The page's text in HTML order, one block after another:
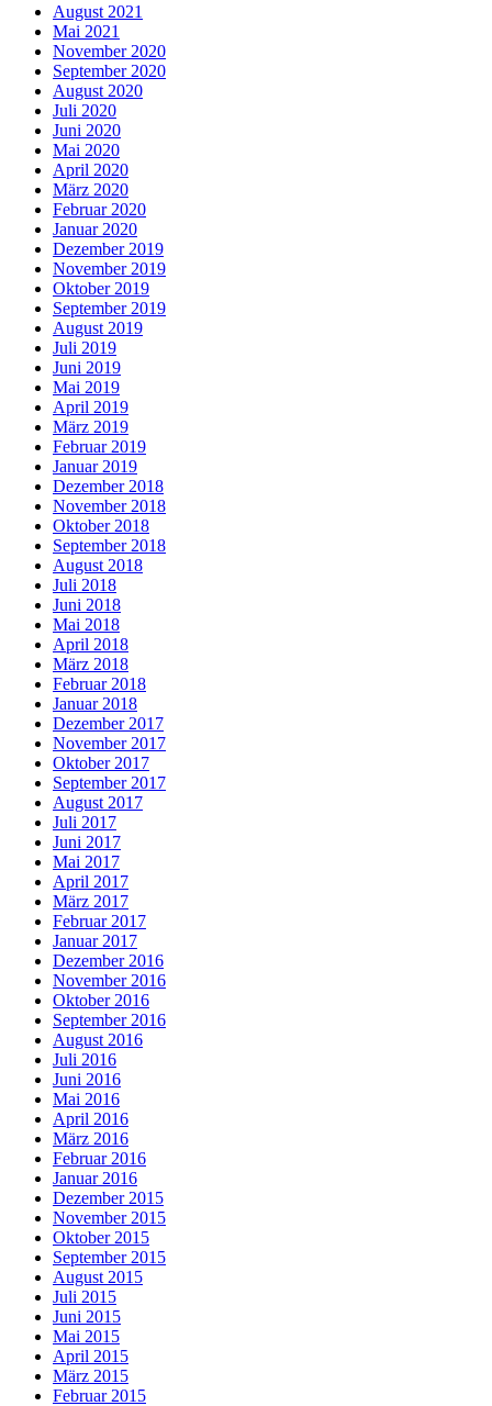
August 2021
Mai 2021
November 2020
September 2020
August 2020
Juli 2020
Juni 2020
Mai 2020
April 2020
März 2020
Februar 2020
Januar 2020
Dezember 2019
November 2019
Oktober 2019
September 2019
August 2019
Juli 2019
Juni 2019
Mai 2019
April 2019
März 2019
Februar 2019
Januar 2019
Dezember 2018
November 2018
Oktober 2018
September 2018
August 2018
Juli 2018
Juni 2018
Mai 2018
April 2018
März 2018
Februar 2018
Januar 2018
Dezember 2017
November 2017
Oktober 2017
September 2017
August 2017
Juli 2017
Juni 2017
Mai 2017
April 2017
März 2017
Februar 2017
Januar 2017
Dezember 2016
November 2016
Oktober 2016
September 2016
August 2016
Juli 2016
Juni 2016
Mai 2016
April 2016
März 2016
Februar 2016
Januar 2016
Dezember 2015
November 2015
Oktober 2015
September 2015
August 2015
Juli 2015
Juni 2015
Mai 2015
April 2015
März 2015
Februar 2015